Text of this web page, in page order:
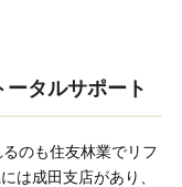
タルサポート
のも住友林業でリフ
は成田支店があり、